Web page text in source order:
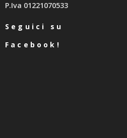
P.Iva 01221070533
Seguici su
Facebook!